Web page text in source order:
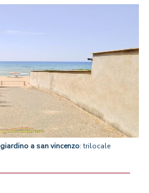
giardino a sanvincenzo: trilocale